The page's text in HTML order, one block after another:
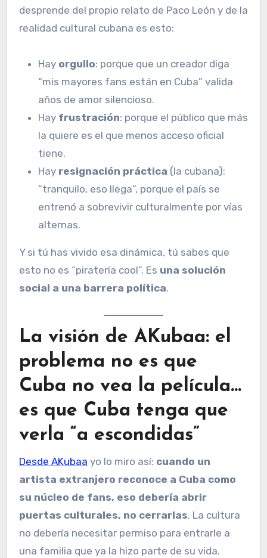
desprende del propio relato de Paco León y de la
realidad cultural cubana es esto:
Hay orgullo: porque que un creador diga
“mis mayores fans están en Cuba” valida
años de amor silencioso.
Hay frustración: porque el público que más
la quiere es el que menos acceso oficial
tiene.
Hay resignación práctica (la cubana):
“tranquilo, eso llega”, porque el país se
entrenó a sobrevivir culturalmente por vías
alternas.
Y si tú has vivido esa dinámica, tú sabes que
esto no es “piratería cool”. Es una solución
social a una barrera política.
La visión de AKubaa: el
problema no es que
Cuba no vea la película…
es que Cuba tenga que
verla “a escondidas”
Desde AKubaa yo lo miro así: cuando un
artista extranjero reconoce a Cuba como
su núcleo de fans, eso debería abrir
puertas culturales, no cerrarlas. La cultura
no debería necesitar permiso para entrarle a
una familia que ya la hizo parte de su vida.